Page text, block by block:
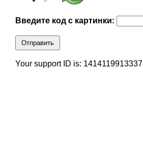
Введите код с картинки:
Отправить
Your support ID is: